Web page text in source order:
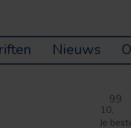
Nieuws
10,
99
Je